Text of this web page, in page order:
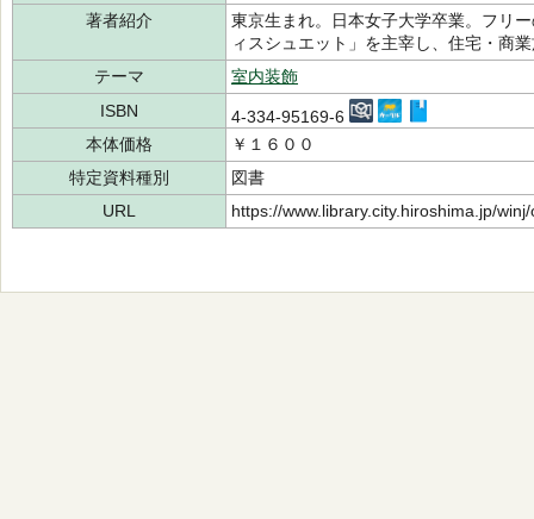
著者紹介
東京生まれ。日本女子大学卒業。フリ
ィスシュエット」を主宰し、住宅・商
テーマ
室内装飾
ISBN
4-334-95169-6
本体価格
￥１６００
特定資料種別
図書
URL
https://www.library.city.hiroshima.jp/